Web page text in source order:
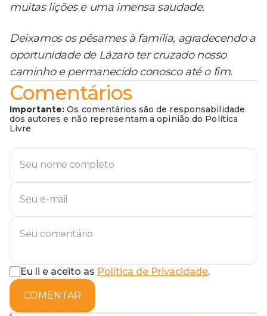
muitas lições e uma imensa saudade.
Deixamos os pêsames à família, agradecendo a
oportunidade de Lázaro ter cruzado nosso
caminho e permanecido conosco até o fim.
Comentários
Importante: Os comentários são de responsabilidade
dos autores e não representam a opinião do Política
Livre
Eu li e aceito as Política de Privacidade.
COMENTAR